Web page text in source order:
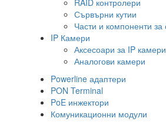
RAID контролери
Сървърни кутии
Части и компоненти за
IP Камери
Аксесоари за IP камери
Аналогови камери
Powerline адаптери
PON Terminal
PoE инжектори
Комуникационни модули